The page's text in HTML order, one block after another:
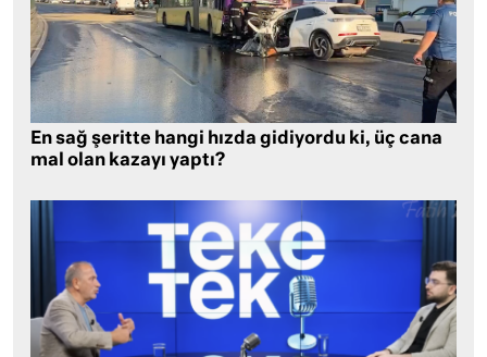
En sağ şeritte hangi hızda gidiyordu ki, üç cana
mal olan kazayı yaptı?